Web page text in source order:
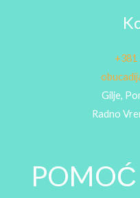
+381
Gilje,
Radno
POMOĆ